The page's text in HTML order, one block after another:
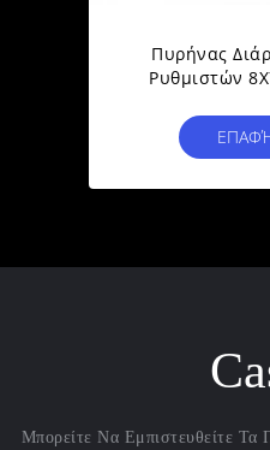
Πυρήνας
Ρυθμιστών
Μπορείτε Να Εμπιστευθείτε Τα